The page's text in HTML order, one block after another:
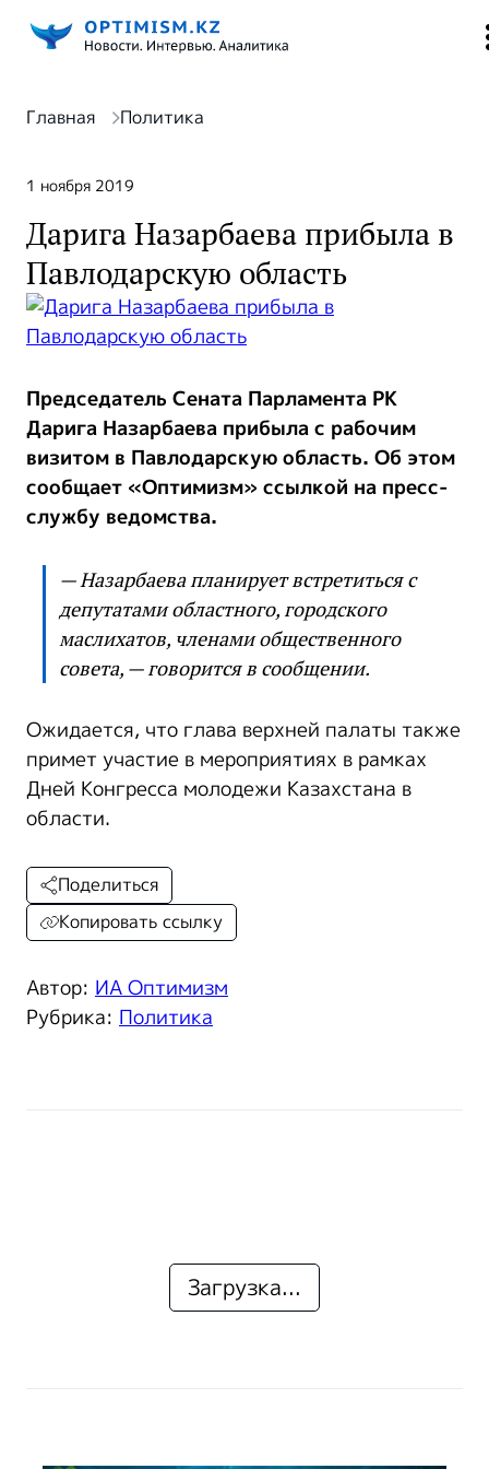
Главная Политика
1 ноября 2019
Дарига Назарбаева прибыла в
Павлодарскую область
Председатель Сената Парламента РК
Дарига Назарбаева прибыла с рабочим
визитом в Павлодарскую область. Об этом
сообщает «Оптимизм» ссылкой на пресс-
службу ведомства.
— Назарбаева планирует встретиться с
депутатами областного, городского
маслихатов, членами общественного
совета, — говорится в сообщении.
Ожидается, что глава верхней палаты также
примет участие в мероприятиях в рамках
Дней Конгресса молодежи Казахстана в
области.
Автор: ИА Оптимизм
Рубрика: Политика
Поделиться
Копировать ссылку
Загрузка...